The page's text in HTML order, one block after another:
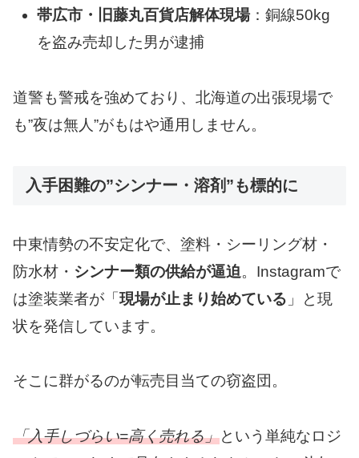
帯広市・旧藤丸百貨店解体現場：銅線50kg
を盗み売却した男が逮捕
道警も警戒を強めており、北海道の出張現場で
も”夜は無人”がもはや通用しません。
入手困難の”シンナー・溶剤”も標的に
中東情勢の不安定化で、塗料・シーリング材・
防水材・ シンナー類の供給が逼迫。Instagramで
は塗装業者が「 現場が止まり始めている 」と現
状を発信しています。
そこに群がるのが転売目当ての窃盗団。
「入手しづらい=高く売れる」という単純なロジ